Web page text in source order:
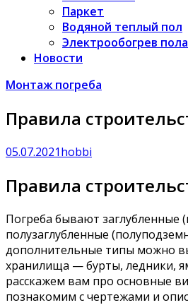
Паркет
Водяной теплый пол
Электрообогрев пола
Новости
Монтаж погреба
Правила
05.07.2021hobbi
Правила
Погреба бывают заглубленные
полузаглубленные
дополнительные типы можно
хранилища — бурты, ледники,
расскажем вам про основные
познакомим с чертежами и